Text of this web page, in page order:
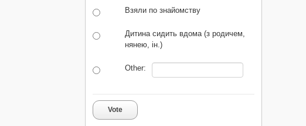
Взяли по знайомству
Дитина сидить вдома (з родичем,
нянею, ін.)
Other:
Vote